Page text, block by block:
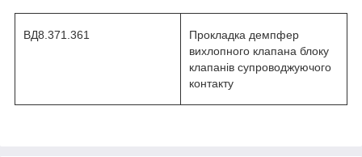
ВД8.371.361
Прокладка демпфер
вихлопного клапана блоку
клапанів супроводжуючого
контакту